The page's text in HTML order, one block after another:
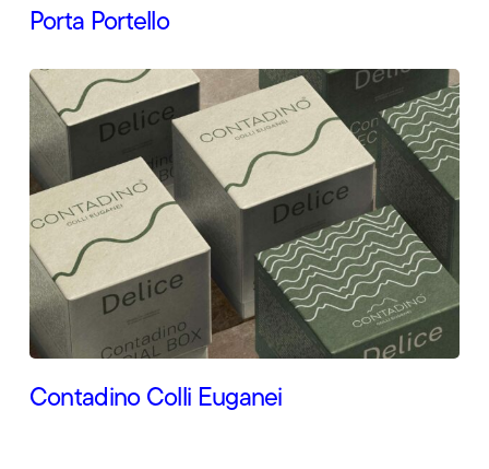
Porta Portello
Contadino Colli Euganei